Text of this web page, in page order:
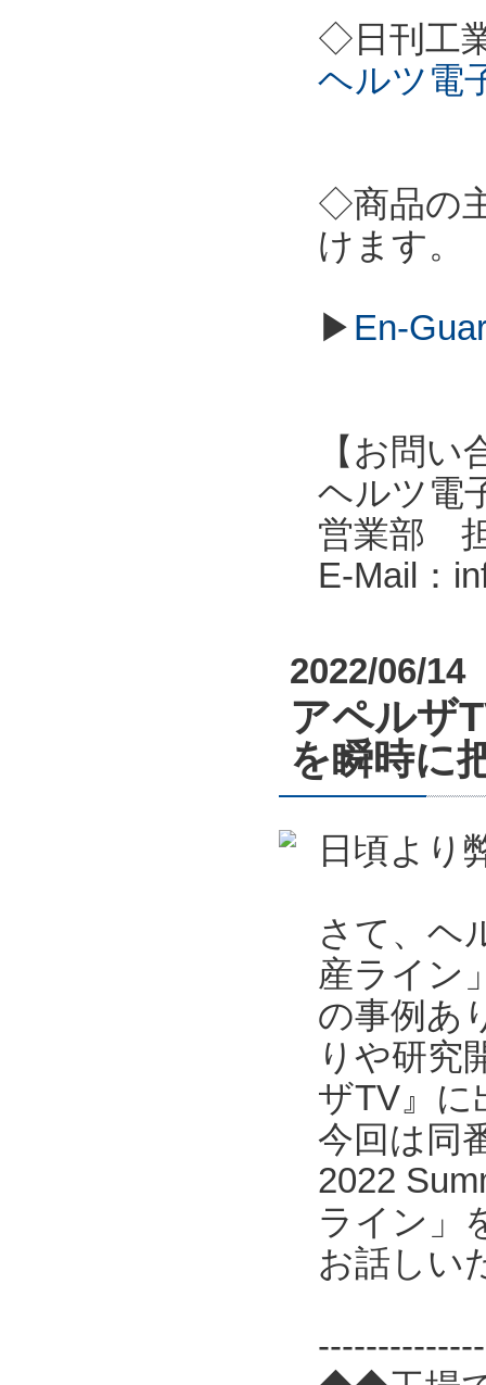
◇日刊工
ヘルツ電
◇商品の
けます。
▶ En-
【お問い
ヘルツ電
営業部
E-Mail：
2022/06/14
アペルザ
を瞬時に
日頃より
さて、ヘ
産ライン
の事例あ
りや研究
ザTV』に
今回は同
2022
ライン」
お話しい